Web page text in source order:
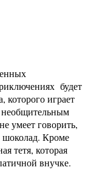
будет
которого играет
необщительным
умеет говорить,
шоколад. Кроме
тетя, которая
внучке.